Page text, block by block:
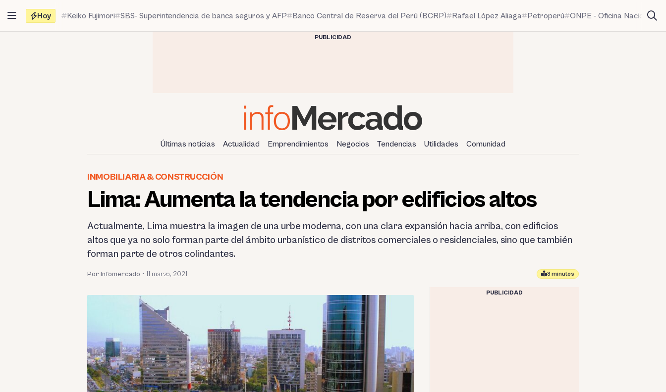
contenido
Hoy Keiko Fujimori SBS- Superintendencia de banca seguros y AFP Banco Central de Reserva del Perú (BCRP) Rafael López Aliaga Petroperú ONPE - Oficina Nacional
PUBLICIDAD
Últimas noticias Actualidad Emprendimientos Negocios Tendencias Utilidades Comunidad
INMOBILIARIA & CONSTRUCCIÓN
Lima: Aumenta la tendencia por edificios altos
Actualmente, Lima muestra la imagen de una urbe moderna, con una clara expansión hacia arriba, con edificios
altos que ya no solo forman parte del ámbito urbanístico de distritos comerciales o residenciales, sino que también
forman parte de otros colindantes.
Por Infomercado • 11 marzo, 2021 3 minutos
PUBLICIDAD